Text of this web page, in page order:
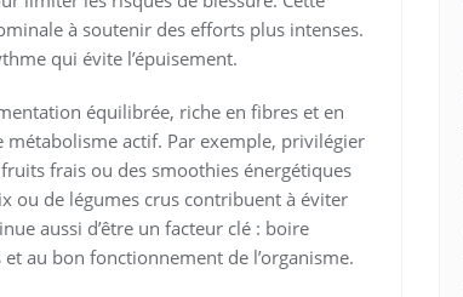
à soutenir des efforts plus intenses.
qui évite l’épuisement.
équilibrée, riche en fibres et en
actif. Par exemple, privilégier
frais ou des smoothies énergétiques
ou de légumes crus contribuent à éviter
aussi d’être un facteur clé : boire
au bon fonctionnement de l’organisme.